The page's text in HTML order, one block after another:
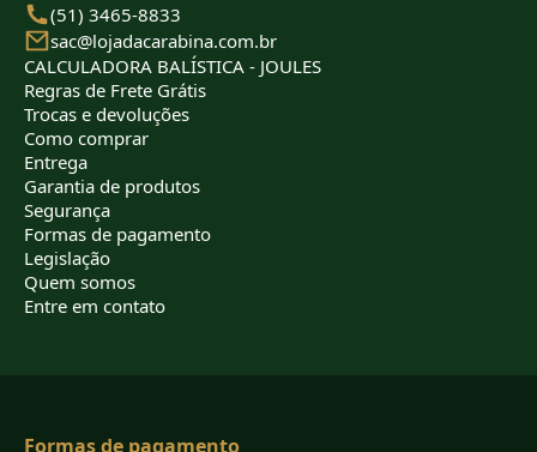
(51) 3465-8833
sac@lojadacarabina.com.br
CALCULADORA BALÍSTICA - JOULES
Regras de Frete Grátis
Trocas e devoluções
Como comprar
Entrega
Garantia de produtos
Segurança
Formas de pagamento
Legislação
Quem somos
Entre em contato
Formas de pagamento